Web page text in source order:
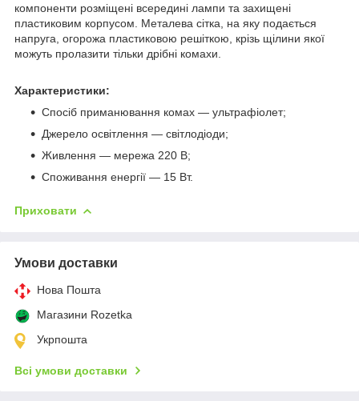
компоненти розміщені всередині лампи та захищені
пластиковим корпусом. Металева сітка, на яку подається
напруга, огорожа пластиковою решіткою, крізь щілини якої
можуть пролазити тільки дрібні комахи.
Характеристики:
Спосіб приманювання комах — ультрафіолет;
Джерело освітлення — світлодіоди;
Живлення — мережа 220 В;
Споживання енергії — 15 Вт.
Приховати
Умови доставки
Нова Пошта
Магазини Rozetka
Укрпошта
Всі умови доставки